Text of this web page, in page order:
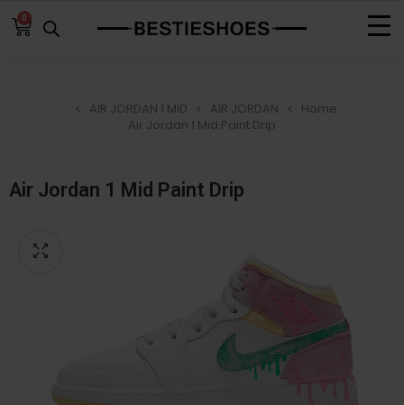
0
Home
AIR JORDAN
AIR JORDAN 1 MID
Air Jordan 1 Mid Paint Drip
Air Jordan 1 Mid Paint Drip